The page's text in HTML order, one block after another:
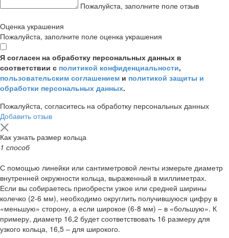
Пожалуйста, заполните поле отзыв
Оценка украшения
Пожалуйста, заполните поле оценка украшения
Я согласен на обработку персональных данных в
соответствии с политикой конфиденциальности,
пользовательским соглашением и политикой защиты и
обработки персональных данных.
Пожалуйста, согласитесь на обработку персональных данных
Добавить отзыв
Как узнать размер кольца
1 способ
С помощью линейки или сантиметровой ленты измерьте диаметр
внутренней окружности кольца, выраженный в миллиметрах.
Если вы собираетесь приобрести узкое или средней ширины
колечко (2-6 мм), необходимо округлить получившуюся цифру в
«меньшую» сторону, а если широкое (6-8 мм) – в «большую». К
примеру, диаметр 16,2 будет соответствовать 16 размеру для
узкого кольца, 16,5 – для широкого.